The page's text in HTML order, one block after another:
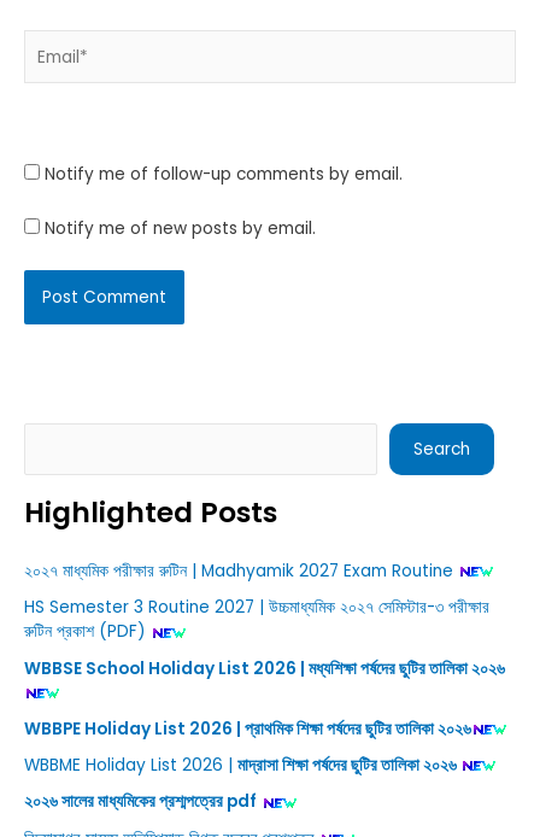
Notify me of follow-up comments by email.
Notify me of new posts by email.
Search
Highlighted Posts
২০২৭ মাধ্যমিক পরীক্ষার রুটিন | Madhyamik 2027 Exam Routine
HS Semester 3 Routine 2027 | উচ্চমাধ্যমিক ২০২৭ সেমিস্টার-৩ পরীক্ষার
রুটিন প্রকাশ (PDF)
WBBSE School Holiday List 2026 | মধ্যশিক্ষা পর্ষদের ছুটির তালিকা ২০২৬
WBBPE Holiday List 2026 | প্রাথমিক শিক্ষা পর্ষদের ছুটির তালিকা ২০২৬
WBBME Holiday List 2026 | মাদ্রাসা শিক্ষা পর্ষদের ছুটির তালিকা ২০২৬
২০২৬ সালের মাধ্যমিকের প্রশ্মপত্রের pdf